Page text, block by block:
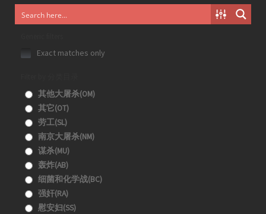
Exact matches only
其他大屠杀(OM)
其它(OT)
劳工(SL)
南京大屠杀(NM)
谋杀(MU)
轰炸(AB)
细菌和化学战(BC)
强奸(RA)
慰安妇(SS)